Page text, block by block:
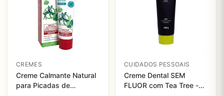
CREMES
Creme Calmante Natural
para Picadas de
CUIDADOS PESSOAIS
Creme Dental SEM
FLUOR com Tea Tree -